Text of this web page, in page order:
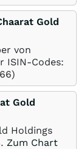
Gold
von
ISIN-Codes:
Gold
Holdings
. Zum Chart